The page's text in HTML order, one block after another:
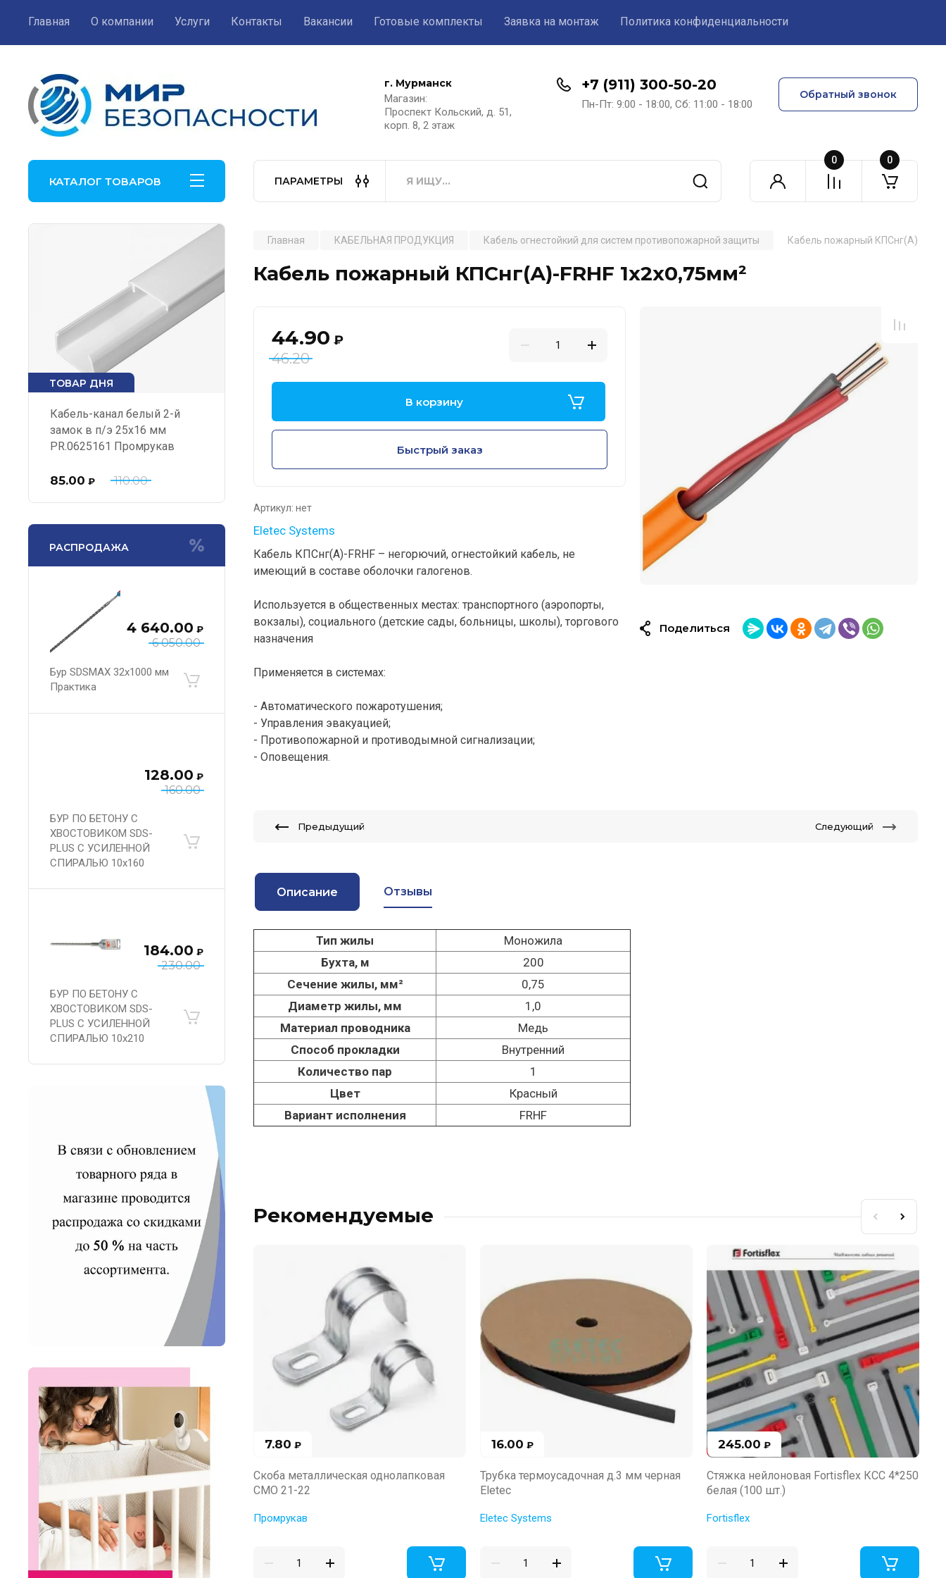
Главная О компании Услуги Контакты Вакансии Готовые комплекты Заявка на монтаж Политика конфиденциальности
г. Мурманск
Магазин:​
Проспект Кольский, д. 51,
корп. 8, 2 этаж
+7 (911) 300-50-20
Пн-Пт: 9:00 - 18:00, Сб: 11:00 - 18:00
Обратный звонок
КАТАЛОГ ТОВАРОВ ПАРАМЕТРЫ
0 0
ТОВАР ДНЯ
Кабель-канал белый 2-й
замок в п/э 25х16 мм
PR.0625161 Промрукав
110.00
85.00 ₽
РАСПРОДАЖА
6 050.00
4 640.00 ₽
Бур SDSMAX 32х1000 мм
Практика
160.00
128.00 ₽
БУР ПО БЕТОНУ С
ХВОСТОВИКОМ SDS-
PLUS С УСИЛЕННОЙ
СПИРАЛЬЮ 10х160
230.00
184.00 ₽
БУР ПО БЕТОНУ С
ХВОСТОВИКОМ SDS-
PLUS С УСИЛЕННОЙ
СПИРАЛЬЮ 10х210
Главная КАБЕЛЬНАЯ ПРОДУКЦИЯ Кабель огнестойкий для систем противопожарной защиты Кабель пожарный КПСнг(А)-
Кабель пожарный КПСнг(А)-FRHF 1х2х0,75мм²
44.90 ₽
46.20
В корзину
Быстрый заказ
Артикул: нет
Eletec Systems
Кабель КПСнг(А)-FRHF – негорючий, огнестойкий кабель, не
имеющий в составе оболочки галогенов.
Используется в общественных местах: транспортного (аэропорты,
вокзалы), социального (детские сады, больницы, школы), торгового
назначения
Применяется в системах:
- Автоматического пожаротушения;
- Управления эвакуацией;
- Противопожарной и противодымной сигнализации;
- Оповещения.
Поделиться
Предыдущий Следующий
Описание Отзывы
Тип жилы
Моножила
Бухта, м
200
Сечение жилы, мм²
0,75
Диаметр жилы, мм
1,0
Материал проводника
Медь
Способ прокладки
Внутренний
Количество пар
1
Цвет
Красный
Вариант исполнения
FRHF
Рекомендуемые
7.80 ₽
Скоба металлическая однолапковая
СМО 21-22
Промрукав
16.00 ₽
Трубка термоусадочная д.3 мм черная
Eletec
Eletec Systems
245.00 ₽
Стяжка нейлоновая Fortisflex КСС 4*250
белая (100 шт.)
Fortisflex